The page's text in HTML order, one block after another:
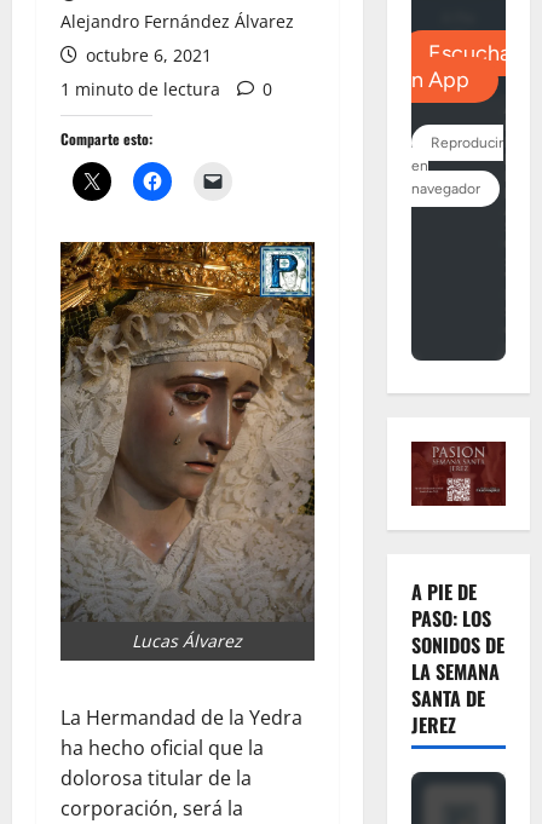
Alejandro Fernández Álvarez
octubre 6, 2021
1 minuto de lectura
0
Comparte esto:
Lucas Álvarez
La Hermandad de la Yedra
ha hecho oficial que la
dolorosa titular de la
corporación, será la
A PIE DE
PASO: LOS
SONIDOS DE
LA SEMANA
SANTA DE
JEREZ